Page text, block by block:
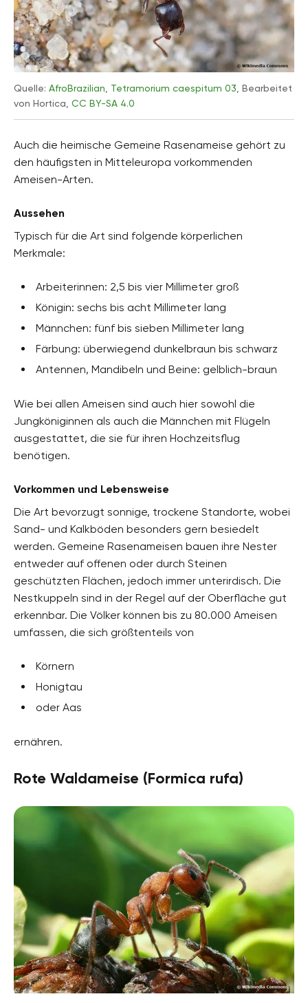
Quelle: AfroBrazilian Tetramorium caespitum 03 , Bearbeitet
von Hortica, CC BY-SA 4.0
Auch die heimische Gemeine Rasenameise gehört zu
den häufigsten in Mitteleuropa vorkommenden
Ameisen-Arten.
Aussehen
Typisch für die Art sind folgende körperlichen
Merkmale:
Arbeiterinnen: 2,5 bis vier Millimeter groß
Königin: sechs bis acht Millimeter lang
Männchen: fünf bis sieben Millimeter lang
Färbung: überwiegend dunkelbraun bis schwarz
Antennen, Mandibeln und Beine: gelblich-braun
Wie bei allen Ameisen sind auch hier sowohl die
Jungköniginnen als auch die Männchen mit Flügeln
ausgestattet, die sie für ihren Hochzeitsflug
benötigen.
Vorkommen und Lebensweise
Die Art bevorzugt sonnige, trockene Standorte, wobei
Sand- und Kalkböden besonders gern besiedelt
werden. Gemeine Rasenameisen bauen ihre Nester
entweder auf offenen oder durch Steinen
geschützten Flächen, jedoch immer unterirdisch. Die
Nestkuppeln sind in der Regel auf der Oberfläche gut
erkennbar. Die Völker können bis zu 80.000 Ameisen
umfassen, die sich größtenteils von
Körnern
Honigtau
oder Aas
ernähren.
Rote Waldameise (Formica rufa)